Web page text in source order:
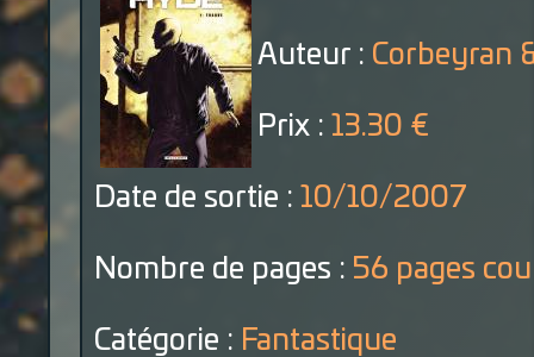
Auteur : Corbeyran
Prix : 13.30 €
Date de sortie : 10/10/2007
Nombre de pages : 56 pages
Catégorie : Fantastique